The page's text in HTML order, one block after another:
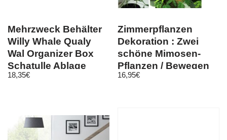
Mehrzweck Behälter
Willy Whale Qualy
Wal Organizer Box
Schatulle Ablage
Fisch
18,35€
Zimmerpflanzen
Dekoration : Zwei
schöne Mimosen-
Pflanzen / Bewegen
sich bei Berührung
16,95€